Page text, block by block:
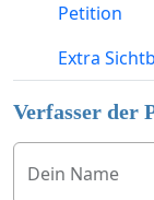
Petition
Extra
Verfasser der
Dein Name